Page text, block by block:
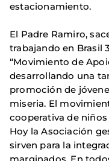
estacionamiento.
El Padre Ramiro,
trabajando en Brasil
“Movimiento de
desarrollando una
promoción de
miseria. El
cooperativa de
Hoy la Asociación
sirven para la